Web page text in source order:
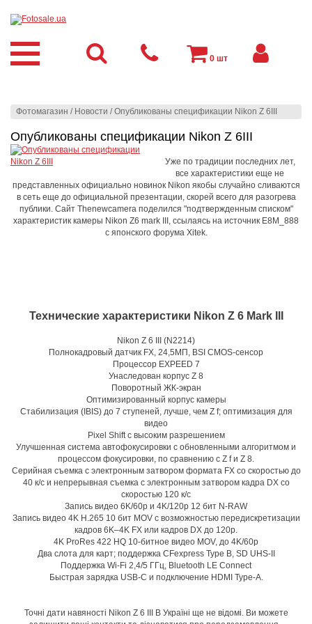
Фотомагазин / Новости /Опубликованы спецификации Nikon Z 6III
Опубликованы спецификации Nikon Z 6III
Уже по традиции последних лет,
все характеристики еще не
представленных официально новинок Nikon якобы случайно сливаются
в сеть еще до официальной презентации, скорей всего для разогрева
публики. Сайт Thenewcamera поделился "подтвержденным списком"
характеристик камеры Nikon Z6 mark III, ссылаясь на источник E8M_888
с японского форума Xitek.
Технические характеристики Nikon Z 6 Mark III
Nikon Z 6 III (N2214)
Полнокадровый датчик FX, 24,5МП, BSI CMOS-сенсор
Процессор EXPEED 7
Унаследован корпус Z 8
Поворотный ЖК-экран
Оптимизированный корпус камеры
Стабилизация (IBIS) до 7 ступеней, лучше, чем Z f; оптимизация для
видео
Pixel Shift с высоким разрешением
Улучшенная система автофокусировки с обновленными алгоритмом и
процессом фокусировки, по сравнению с Z f и Z 8.
Серийная съемка с электронным затвором формата FX со скоростью до
40 к/c и непрерывная съемка с электронным затвором кадра DX со
скоростью 120 к/с
Запись видео 6K/60p и 4K/120p 12 бит N-RAW
Запись видео 4K H.265 10 бит MOV с возможностью передискретизации
кадров 6K–4K FX или кадров DX до 120p.
4K ProRes 422 HQ 10-битное видео MOV, до 4K/60p
Два слота для карт; поддержка CFexpress Type B, SD UHS-II
Поддержка Wi-Fi 2,4/5 ГГц, Bluetooth LE Connect
Быстрая зарядка USB-C и подключение HDMI Type-A.
Точні дати навяності Nikon Z 6 III В Україні ще не відомі. Ви можете
0 шт